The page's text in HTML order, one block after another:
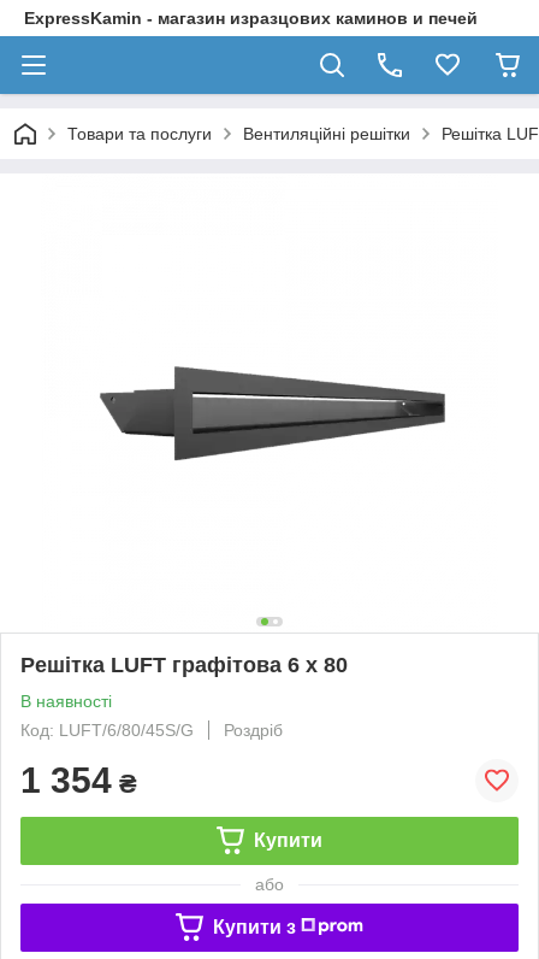
ExpressKamin - магазин изразцових каминов и печей
Товари та послуги Вентиляційні решітки Решітка
Решітка LUFT графітова 6 x 80
В наявності
Код: LUFT/6/80/45S/G
Роздріб
1 354 ₴
Купити
або
Купити з